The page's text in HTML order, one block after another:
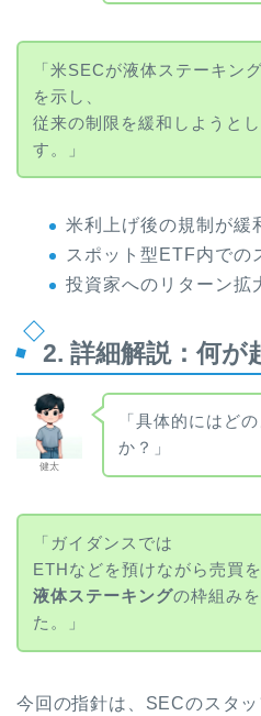
「米SECが液体ステーキン
を示し、
従来の制限を緩和しようと
す。」
米利上げ後の規制が緩
スポット型ETF内での
投資家へのリターン拡
2. 詳細解説：何が
健太
「具体的にはど
か？」
「ガイダンスでは
ETHなどを預けながら売買
液体ステーキングの枠組み
た。」
今回の指針は、SECのスタ